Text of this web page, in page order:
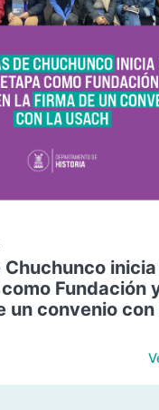
inicia
Fundación
un convenio con